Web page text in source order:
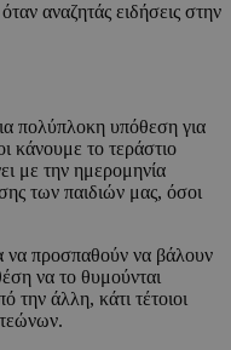
αναζητάς ειδήσεις στην
πολύπλοκη υπόθεση για
κάνουμε το τεράστιο
με την ημερομηνία
των παιδιών μας, όσοι
να προσπαθούν να βάλουν
να το θυμούνται
την άλλη, κάτι τέτοιοι